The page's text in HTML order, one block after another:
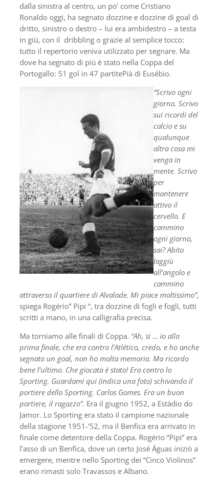
dalla sinistra al centro, un po’ come Cristiano
Ronaldo oggi, ha segnato dozzine e dozzine di goal di
dritto, sinistro o destro – lui era ambidestro – a testa
in giù, con il dribbling o grazie al semplice tocco:
tutto il repertorio veniva utilizzato per segnare. Ma
dove ha segnato di più è stato nella Coppa del
Portogallo: 51 gol in 47 partitePià di Eusébio.
“Scrivo ogni
giorno. Scrivo
sui ricordi del
calcio e su
qualunque
altra cosa mi
venga in
mente. Scrivo
per
mantenere
attivo il
cervello. E
cammino
ogni giorno,
sai? Abito
laggiù
all’angolo e
cammino
attraverso il quartiere di Alvalade. Mi piace moltissimo”,
spiega Rogério” Pipi “, tra dozzine di fogli e fogli, tutti
scritti a mano, in una calligrafia precisa.
Ma torniamo alle finali di Coppa. “Ah, sì … io alla
prima finale, che era contro l’Atlético, credo, e ho anche
segnato un goal, non ho molta memoria. Ma ricordo
bene l’ultimo. Che giocata è stato! Era contro lo
Sporting. Guardami qui (indica una foto) schivando il
portiere dello Sporting. Carlos Gomes. Era un buon
portiere, il ragazzo”. Era il giugno 1952, a Estádio do
Jamor. Lo Sporting era stato il campione nazionale
della stagione 1951-‘52, ma il Benfica era arrivato in
finale come detentore della Coppa. Rogério “Pipi” era
l’asso di un Benfica, dove un certo José Águas iniziò a
emergere, mentre nello Sporting dei “Cinco Violinos”
erano rimasti solo Travassos e Albano.